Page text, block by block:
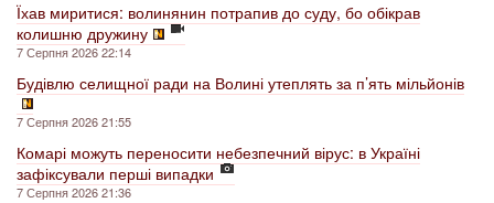
Їхав миритися: волинянин потрапив до суду, бо обікрав
колишню дружину
7 Серпня 2026 22:14
Будівлю селищної ради на Волині утеплять за п’ять мільйонів
7 Серпня 2026 21:55
Комарі можуть переносити небезпечний вірус: в Україні
зафіксували перші випадки
7 Серпня 2026 21:36